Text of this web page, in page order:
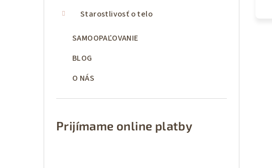
Starostlivosť o telo
SAMOOPAĽOVANIE
BLOG
O NÁS
Prijímame online platby